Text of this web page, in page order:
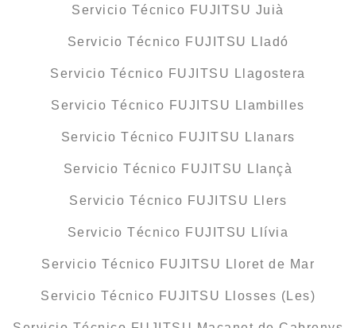
Servicio Técnico FUJITSU Juià
Servicio Técnico FUJITSU Lladó
Servicio Técnico FUJITSU Llagostera
Servicio Técnico FUJITSU Llambilles
Servicio Técnico FUJITSU Llanars
Servicio Técnico FUJITSU Llançà
Servicio Técnico FUJITSU Llers
Servicio Técnico FUJITSU Llívia
Servicio Técnico FUJITSU Lloret de Mar
Servicio Técnico FUJITSU Llosses (Les)